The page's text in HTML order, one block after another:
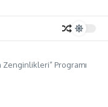
Zenginlikleri” Programı